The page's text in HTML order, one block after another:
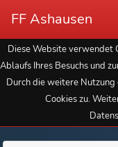
FF Ashausen
Diese Website verwendet
Ablaufs Ihres Besuchs und
Durch die weitere
Cookies zu.